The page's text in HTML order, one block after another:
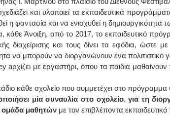
και υλοποιεί τα εκπαιδευτικά
η φαντασία και να ενισχυθεί η δημιουργικότητα
κάθε Άνοιξη, από το 2017, το εκπαιδευτικό
διαχείρισης και τους δίνει τα εφόδια,
να μπορούν να διοργανώνουν ένα πολιτιστικό
aρχίζει με εργαστήρι, όπου τα παιδιά
κάθε σχολείο που συμμετέχει στο πρόγραμμα
μία συναυλία στο σχολείο,για τη
ομάδα μαθητώνμε τον επιβλέποντα εκπαιδευτικό